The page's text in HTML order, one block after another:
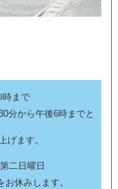
時まで
分から午後6時までと
げます。
二日曜日
休みします。